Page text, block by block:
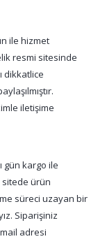
ile hizmet
resmi sitesinde
dikkatlice
iletişime
gün kargo ile
ürün
süreci uzayan bir
Siparişiniz
adresi